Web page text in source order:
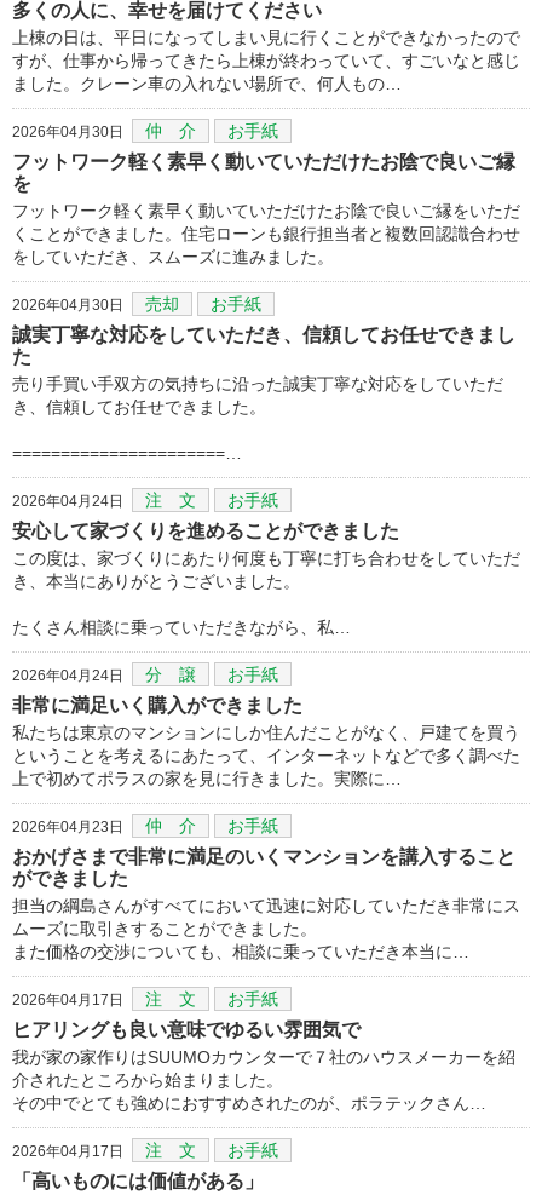
多くの人に、幸せを届けてください
上棟の日は、平日になってしまい見に行くことができなかったので
すが、仕事から帰ってきたら上棟が終わっていて、すごいなと感じ
ました。クレーン車の入れない場所で、何人もの…
2026年04月30日 仲 介 お手紙
フットワーク軽く素早く動いていただけたお陰で良いご縁
を
フットワーク軽く素早く動いていただけたお陰で良いご縁をいただ
くことができました。住宅ローンも銀行担当者と複数回認識合わせ
をしていただき、スムーズに進みました。
2026年04月30日 売却 お手紙
誠実丁寧な対応をしていただき、信頼してお任せできまし
た
売り手買い手双方の気持ちに沿った誠実丁寧な対応をしていただ
き、信頼してお任せできました。
======================…
2026年04月24日 注 文 お手紙
安心して家づくりを進めることができました
この度は、家づくりにあたり何度も丁寧に打ち合わせをしていただ
き、本当にありがとうございました。
たくさん相談に乗っていただきながら、私…
2026年04月24日 分 譲 お手紙
非常に満足いく購入ができました
私たちは東京のマンションにしか住んだことがなく、戸建てを買う
ということを考えるにあたって、インターネットなどで多く調べた
上で初めてポラスの家を見に行きました。実際に…
2026年04月23日 仲 介 お手紙
おかげさまで非常に満足のいくマンションを講入すること
ができました
担当の綱島さんがすべてにおいて迅速に対応していただき非常にス
ムーズに取引きすることができました。
また価格の交渉についても、相談に乗っていただき本当に…
2026年04月17日 注 文 お手紙
ヒアリングも良い意味でゆるい雰囲気で
我が家の家作りはSUUMOカウンターで７社のハウスメーカーを紹
介されたところから始まりました。
その中でとても強めにおすすめされたのが、ポラテックさん…
2026年04月17日 注 文 お手紙
「高いものには価値がある」